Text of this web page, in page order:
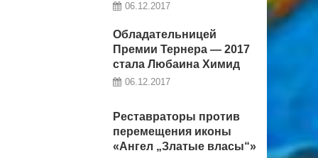
06.12.2017
Обладательницей
Премии Тернера — 2017
стала Любаина Химид
06.12.2017
Реставраторы против
перемещения иконы
«Ангел „Златые власы“»